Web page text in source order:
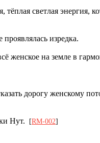
светлая энергия,
изредка.
женское на земле в
дорогу женскому
Нут. [RM-002]